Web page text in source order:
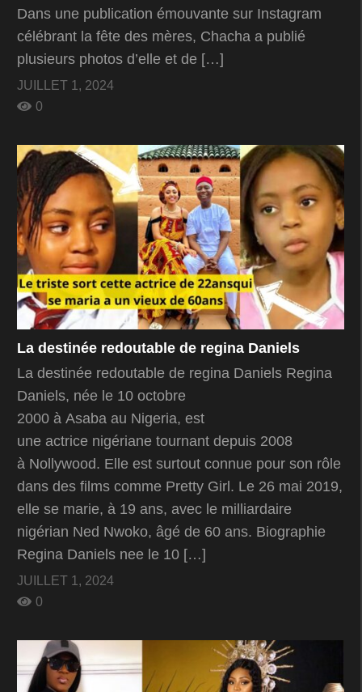
Dans une publication émouvante sur Instagram
célébrant la fête des mères, Chacha a publié
plusieurs photos d’elle et de […]
JUILLET 1, 2024
0
La destinée redoutable de regina Daniels
La destinée redoutable de regina Daniels Regina
Daniels, née le 10 octobre
2000 à Asaba au Nigeria, est
une actrice nigériane tournant depuis 2008
à Nollywood. Elle est surtout connue pour son rôle
dans des films comme Pretty Girl. Le 26 mai 2019,
elle se marie, à 19 ans, avec le milliardaire
nigérian Ned Nwoko, âgé de 60 ans. Biographie
Regina Daniels nee le 10 […]
JUILLET 1, 2024
0